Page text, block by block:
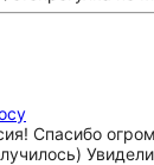
Спасибо